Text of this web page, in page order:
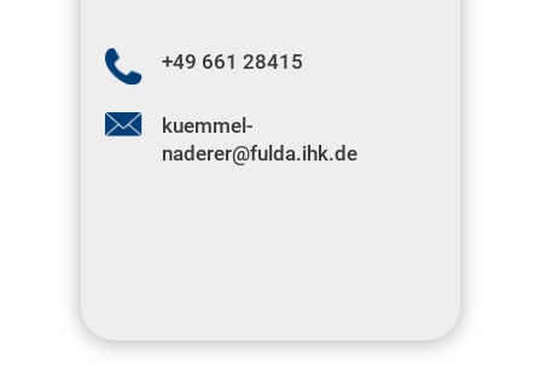
+49 661 28415
kuemmel-
naderer@fulda.ihk.de